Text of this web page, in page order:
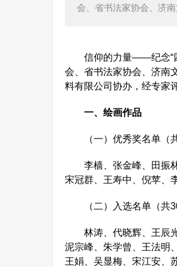
会、省书法家协会、济
信仰的力量——纪念“四
会、省书法家协会、济南
料有限公司协办，经专家
一、绘画作品
（一）优秀奖名单（共
李樯、张金峰、田振林
宋冠群、王寿中、倪苹、
（二）入选名单（共30
林涛、代晓辉、王辰光
泥宗峰、朱学曾、王法明
王娟、吴显梅、宋江安、